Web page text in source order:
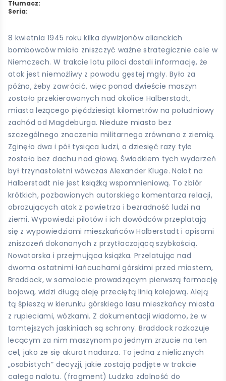
Tłumacz:
Seria:
8 kwietnia 1945 roku kilka dywizjonów alianckich
bombowców miało zniszczyć ważne strategicznie cele w
Niemczech. W trakcie lotu piloci dostali informację, że
atak jest niemożliwy z powodu gęstej mgły. Było za
późno, żeby zawrócić, więc ponad dwieście maszyn
zostało przekierowanych nad okolice Halberstadt,
miasta leżącego pięćdziesiąt kilometrów na południowy
zachód od Magdeburga. Nieduże miasto bez
szczególnego znaczenia militarnego zrównano z ziemią.
Zginęło dwa i pół tysiąca ludzi, a dziesięć razy tyle
zostało bez dachu nad głową. Świadkiem tych wydarzeń
był trzynastoletni wówczas Alexander Kluge. Nalot na
Halberstadt nie jest książką wspomnieniową. To zbiór
krótkich, pozbawionych autorskiego komentarza relacji,
obrazujących atak z powietrza i bezradność ludzi na
ziemi. Wypowiedzi pilotów i ich dowódców przeplatają
się z wypowiedziami mieszkańców Halberstadt i opisami
zniszczeń dokonanych z przytłaczającą szybkością.
Nowatorska i przejmująca książka. Przelatując nad
dwoma ostatnimi łańcuchami górskimi przed miastem,
Braddock, w samolocie prowadzącym pierwszą formację
bojową, widzi długą aleję przeciętą linią kolejową. Aleją
tą śpieszą w kierunku górskiego lasu mieszkańcy miasta
z rupieciami, wózkami. Z dokumentacji wiadomo, że w
tamtejszych jaskiniach są schrony. Braddock rozkazuje
lecącym za nim maszynom po jednym zrzucie na ten
cel, jako że się akurat nadarza. To jedna z nielicznych
„osobistych” decyzji, jakie zostają podjęte w trakcie
całego nalotu. (fragment) Ludzka zdolność do